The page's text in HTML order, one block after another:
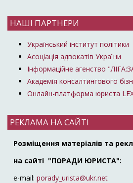
НАШІ ПАРТНЕРИ
Український інститут політики
Асоціація адвокатів України
Інформаційне агенство
Академія консалтингового
Онлайн-платформа юриста
РЕКЛАМА НА САЙТІ
Розміщення матеріалів та
на сайті "ПОРАДИ ЮРИСТА":
e-mail: porady_urista@ukr.net